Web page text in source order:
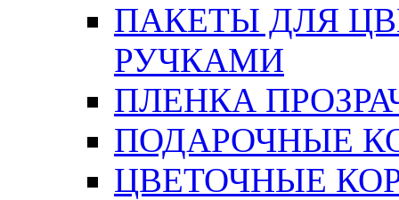
ПАКЕТЫ ДЛЯ
РУЧКАМИ
ПЛЕНКА
ПОДАРОЧНЫЕ
ЦВЕТОЧНЫЕ